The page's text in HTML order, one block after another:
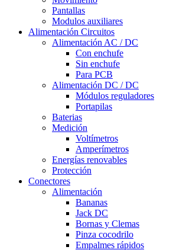
Pantallas
Modulos auxiliares
Alimentación Circuitos
Alimentación AC / DC
Con enchufe
Sin enchufe
Para PCB
Alimentación DC / DC
Módulos reguladores
Portapilas
Baterias
Medición
Voltímetros
Amperímetros
Energías renovables
Protección
Conectores
Alimentación
Bananas
Jack DC
Bornas y Clemas
Pinza cocodrilo
Empalmes rápidos